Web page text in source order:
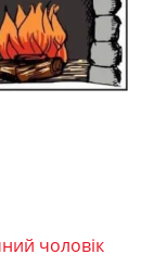
чоловік